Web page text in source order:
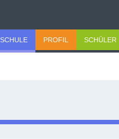
SCHULE PROFIL SCHÜLER